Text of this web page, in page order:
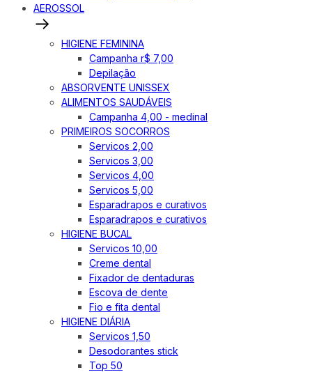
AEROSSOL
HIGIENE FEMININA
Campanha r$ 7,00
Depilação
ABSORVENTE UNISSEX
ALIMENTOS SAUDÁVEIS
Campanha 4,00 - medinal
PRIMEIROS SOCORROS
Servicos 2,00
Servicos 3,00
Servicos 4,00
Servicos 5,00
Esparadrapos e curativos
Esparadrapos e curativos
HIGIENE BUCAL
Servicos 10,00
Creme dental
Fixador de dentaduras
Escova de dente
Fio e fita dental
HIGIENE DIÁRIA
Servicos 1,50
Desodorantes stick
Top 50